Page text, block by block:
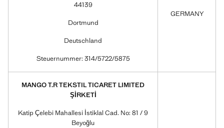
44139
Dortmund
Deutschland
Steuernummer: 314/5722/5875
GERMANY
MANGO T.R TEKSTIL TICARET LIMITED
ŞİRKETİ
Katip Çelebi Mahallesi İstiklal Cad. No: 81 / 9
Beyoğlu